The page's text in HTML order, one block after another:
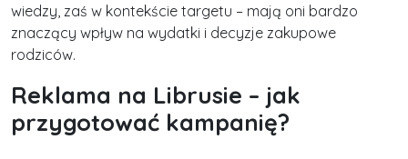
wiedzy, zaś w kontekście targetu – mają oni bardzo
znaczący wpływ na wydatki i decyzje zakupowe
rodziców.
Reklama na Librusie – jak
przygotować kampanię?